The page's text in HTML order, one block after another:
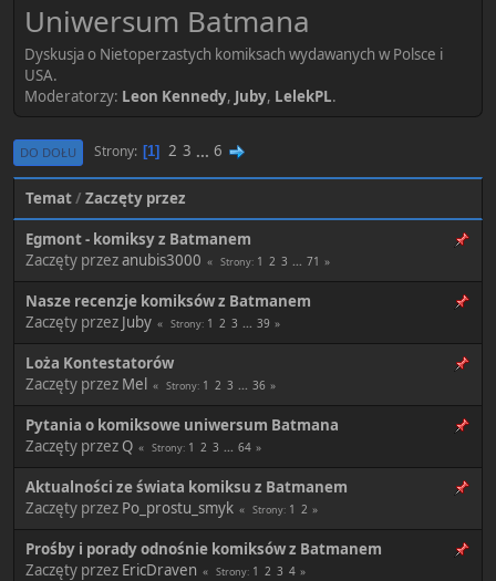
Uniwersum Batmana
Dyskusja o Nietoperzastych komiksach wydawanych w Polsce i
USA.
Moderatorzy: Leon Kennedy, Juby, LelekPL.
DO DOŁU Strony 1 2 3 ... 6
Temat / Zaczęty przez
Egmont - komiksy z Batmanem
Zaczęty przezanubis3000 Strony 1 2 3 ... 71
Nasze recenzje komiksów z Batmanem
Zaczęty przez Juby Strony 1 2 3 ... 39
Loża Kontestatorów
Zaczęty przez Mel Strony 1 2 3 ... 36
Pytania o komiksowe uniwersum Batmana
Zaczęty przez Q Strony 1 2 3 ... 64
Aktualności ze świata komiksu z Batmanem
Zaczęty przez Po_prostu_smyk Strony 1 2
Prośby i porady odnośnie komiksów z Batmanem
Zaczęty przez EricDraven Strony 1 2 3 4